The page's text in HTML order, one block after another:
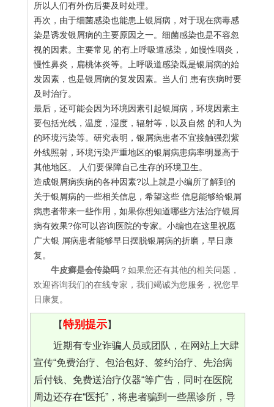
所以人们有外伤后要及时处理。
再次，由于细菌感染也能患上银屑病，对于现在病毒感
染是诱发银屑病的主要原因之一。细菌感染也是不容忽
视的因素。主要常见 的有上呼吸道感染，如慢性咽炎，
慢性鼻炎，扁桃体炎等。上呼吸道感染既是银屑病的始
发因素，也是银屑病的复发因素。当人们 患有疾病时要
及时治疗。
最后，还可能会因为环境因素引起银屑病，环境因素主
要包括光线，温度，湿度，辐射等，以及自然 的和人为
的环境污染等。研究表明，银屑病患者不宜接触强烈紫
外线照射，环境污染严重地区的银屑病患病率明显高于
其他地区。 人们要保障自己生存的环境卫生。
造成银屑病疾病的各种因素?以上就是小编所了解到的
关于银屑病的一些相关信息，希望这些 信息能够给银屑
病患者带来一些作用，如果你想知道哪些方法治疗银屑
病有效果?你可以咨询医院的专家。小编也在这里祝愿
广大银 屑病患者能够早日摆脱银屑病的折磨，早日康
复。
牛皮癣是会传染吗 ？如果您还有其他的相关问题，
欢迎咨询我们的在线专家，我们竭诚为您服务，祝您早
日康复。
【特别提示】
近期有专业诈骗人员或团队，在网站上大肆
宣传“免费治疗、包治包好、签约治疗、先治病
后付钱、免费送治疗仪器“等广告，同时在医院
周边还存在“医托”，将患者骗到一些黑诊所，导